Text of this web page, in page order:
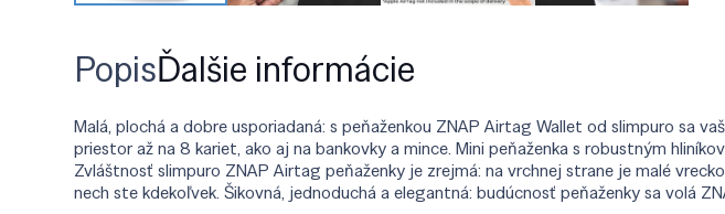
PopisĎalšie informácie
Malá, plochá a dobre usporiadaná: s peňaženkou ZNAP Airtag Wallet od slimpuro sa
priestor až na 8 kariet, ako aj na bankovky a mince. Mini peňaženka s robustným
Zvláštnosť slimpuro ZNAP Airtag peňaženky je zrejmá: na vrchnej strane je malé
nech ste kdekoľvek. Šikovná, jednoduchá a elegantná: budúcnosť peňaženky sa volá